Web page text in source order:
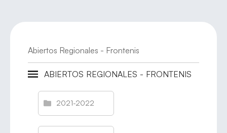
Abiertos Regionales - Frontenis
ABIERTOS REGIONALES - FRONTENIS
2021-2022